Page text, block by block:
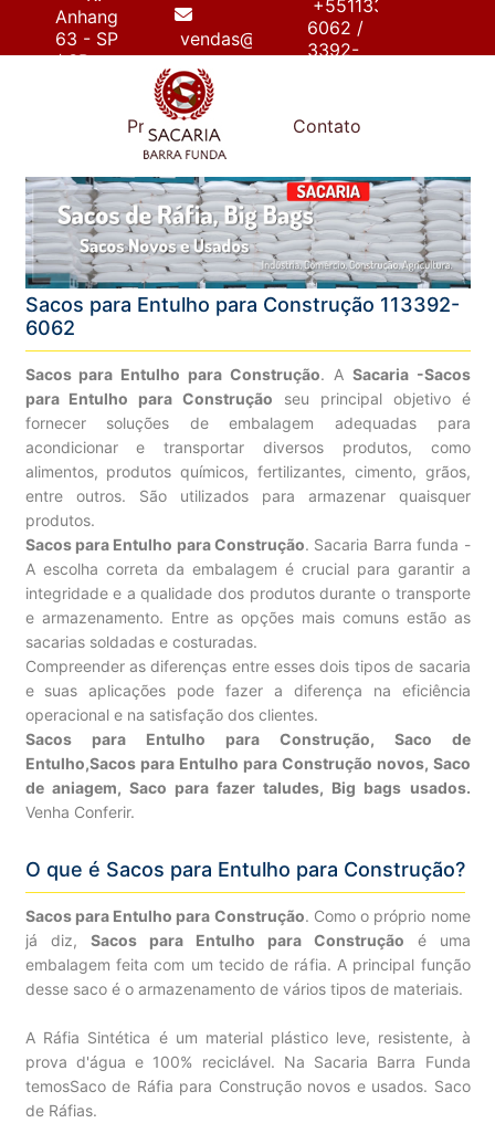
Anhanguera,
63 - SP
/ SP
vendas@sacariabarrafunda.com.br
+55113392-
6062 /
3392-
Produtos Contato
Sacos para Entulho para Construção 113392-
6062
Sacos para Entulho para Construção. A Sacaria -Sacos
para Entulho para Construção seu principal objetivo é
fornecer soluções de embalagem adequadas para
acondicionar e transportar diversos produtos, como
alimentos, produtos químicos, fertilizantes, cimento, grãos,
entre outros. São utilizados para armazenar quaisquer
produtos.
Sacos para Entulho para Construção. Sacaria Barra funda -
A escolha correta da embalagem é crucial para garantir a
integridade e a qualidade dos produtos durante o transporte
e armazenamento. Entre as opções mais comuns estão as
sacarias soldadas e costuradas.
Compreender as diferenças entre esses dois tipos de sacaria
e suas aplicações pode fazer a diferença na eficiência
operacional e na satisfação dos clientes.
Sacos para Entulho para Construção, Saco de
Entulho,Sacos para Entulho para Construção novos, Saco
de aniagem, Saco para fazer taludes, Big bags usados.
Venha Conferir.
O que é Sacos para Entulho para Construção?
Sacos para Entulho para Construção. Como o próprio nome
já diz, Sacos para Entulho para Construção é uma
embalagem feita com um tecido de ráfia. A principal função
desse saco é o armazenamento de vários tipos de materiais.
A Ráfia Sintética é um material plástico leve, resistente, à
prova d'água e 100% reciclável. Na Sacaria Barra Funda
temosSaco de Ráfia para Construção novos e usados. Saco
de Ráfias.